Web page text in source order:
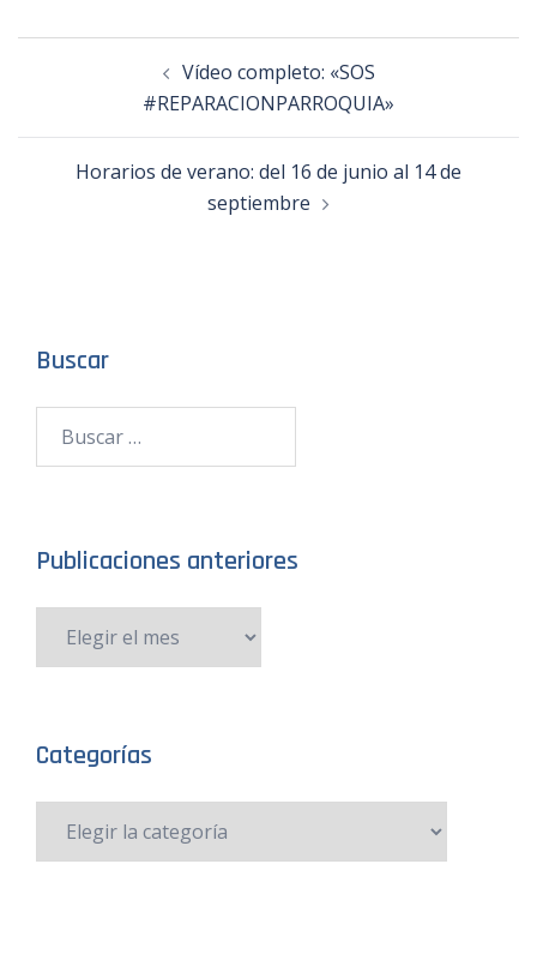
Vídeo completo: «SOS
#REPARACIONPARROQUIA»
Horarios de verano: del 16 de junio al 14 de
septiembre
Buscar
Publicaciones anteriores
Categorías